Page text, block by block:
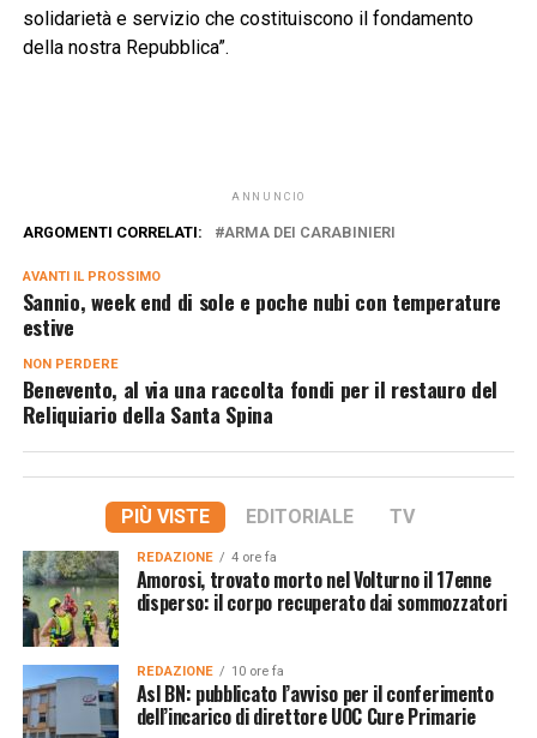
solidarietà e servizio che costituiscono il fondamento
della nostra Repubblica”.
ANNUNCIO
ARGOMENTI CORRELATI: ARMA DEI CARABINIERI
AVANTI IL ​​PROSSIMO
Sannio, week end di sole e poche nubi con temperature
estive
NON PERDERE
Benevento, al via una raccolta fondi per il restauro del
Reliquiario della Santa Spina
PIÙ VISTE EDITORIALE TV
REDAZIONE 4 ore fa
Amorosi, trovato morto nel Volturno il 17enne
disperso: il corpo recuperato dai sommozzatori
REDAZIONE 10 ore fa
Asl BN: pubblicato l’avviso per il conferimento
dell’incarico di direttore UOC Cure Primarie